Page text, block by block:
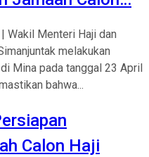
Wakil Menteri Haji dan
melakukan
Mina pada tanggal 23 April
bahwa...
Calon Haji